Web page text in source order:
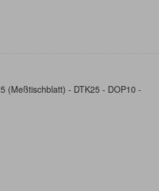
(Meßtischblatt) - DTK25 - DOP10 -